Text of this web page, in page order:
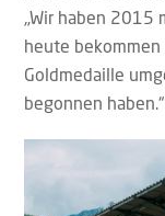
„Wir haben 2015
heute
Goldmedaille
begonnen haben.“